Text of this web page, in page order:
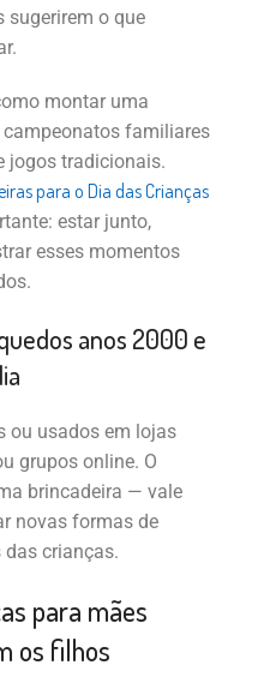
sugerirem o que
montar uma
familiares
jogos tradicionais.
para o Dia das Crianças
estar junto,
esses momentos
anos 2000 e
ou usados em lojas
grupos online. O
brincadeira — vale
novas formas de
das crianças.
para mães
os filhos